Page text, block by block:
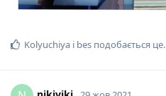
Kolyuchiya і bes подобається це.